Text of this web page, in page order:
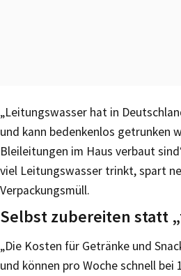
„Leitungswasser hat in
und kann bedenkenlos getrunken
Bleileitungen im Haus verbaut
viel Leitungswasser trinkt, spart
Verpackungsmüll.
Selbst zubereiten statt
„Die Kosten für Getränke und
und können pro Woche schnell bei